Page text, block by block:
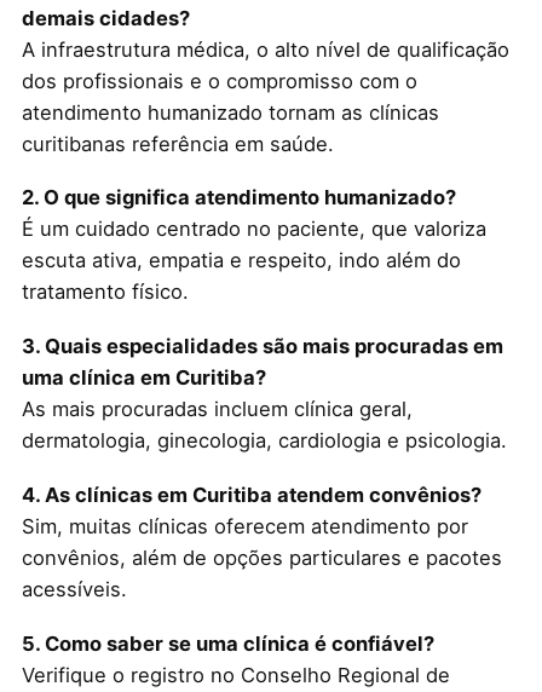
demais cidades?
A infraestrutura médica, o alto nível de qualificação
dos profissionais e o compromisso com o
atendimento humanizado tornam as clínicas
curitibanas referência em saúde.
2. O que significa atendimento humanizado?
É um cuidado centrado no paciente, que valoriza
escuta ativa, empatia e respeito, indo além do
tratamento físico.
3. Quais especialidades são mais procuradas em
uma clínica em Curitiba?
As mais procuradas incluem clínica geral,
dermatologia, ginecologia, cardiologia e psicologia.
4. As clínicas em Curitiba atendem convênios?
Sim, muitas clínicas oferecem atendimento por
convênios, além de opções particulares e pacotes
acessíveis.
5. Como saber se uma clínica é confiável?
Verifique o registro no Conselho Regional de